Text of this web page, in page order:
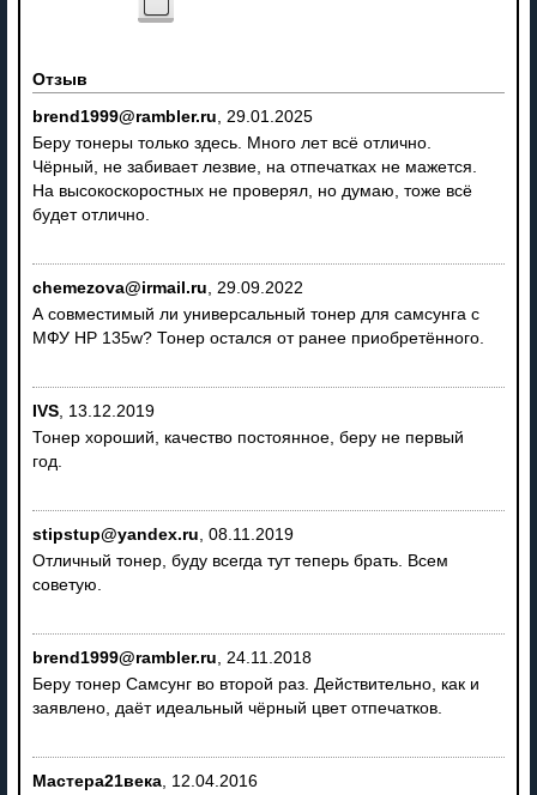
Отзыв
brend1999@rambler.ru, 29.01.2025
Беру тонеры только здесь. Много лет всё отлично.
Чёрный, не забивает лезвие, на отпечатках не мажется.
На высокоскоростных не проверял, но думаю, тоже всё
будет отлично.
chemezova@irmail.ru, 29.09.2022
А совместимый ли универсальный тонер для самсунга с
МФУ HP 135w? Тонер остался от ранее приобретённого.
IVS, 13.12.2019
Тонер хороший, качество постоянное, беру не первый
год.
stipstup@yandex.ru, 08.11.2019
Отличный тонер, буду всегда тут теперь брать. Всем
советую.
brend1999@rambler.ru, 24.11.2018
Беру тонер Самсунг во второй раз. Действительно, как и
заявлено, даёт идеальный чёрный цвет отпечатков.
Мастера21века, 12.04.2016